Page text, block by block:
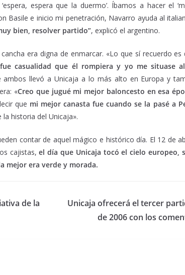
espera que la duermo’. Íbamos a hacer el
Basile e inicio mi penetración, Navarro ayuda al
bien, resolver partido”, explicó el argentino.
era digna de enmarcar. «Lo que sí recuerdo
casualidad que él rompiera y yo me situase
ambos llevó a Unicaja a lo más alto en Europa y
«Creo que jugué mi mejor baloncesto en esa
que mi mejor canasta fue cuando se la pasé a
historia del Unicaja».
contar de aquel mágico e histórico día. El 12 de
cajistas,el día que Unicaja tocó el cielo europeo,
mejor era verde y morada.
de la
Unicaja ofrecerá el tercer
de 2006 con los